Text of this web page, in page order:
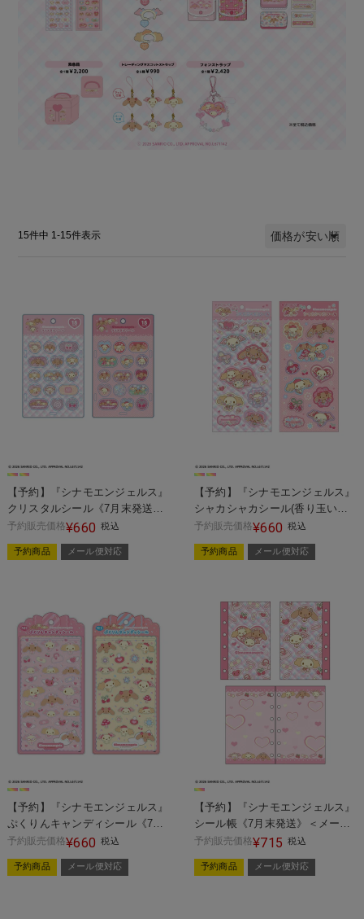
価格が安い順
15件中 1-15件表示
【予約】『シナモエンジェルス』
クリスタルシール《7月末発送》
＜メール便対応＞
予約販売価格¥660 税込
予約商品 メール便対応
【予約】『シナモエンジェルス』
シャカシャカシール(香り玉いり)
《7月末発送》＜メール便対応＞
予約販売価格¥660 税込
予約商品 メール便対応
【予約】『シナモエンジェルス』
ぷくりんキャンディシール《7月
末発送》＜メール便対応＞
予約販売価格¥660 税込
予約商品 メール便対応
【予約】『シナモエンジェルス』
シール帳《7月末発送》＜メール
便対応＞
予約販売価格¥715 税込
予約商品 メール便対応